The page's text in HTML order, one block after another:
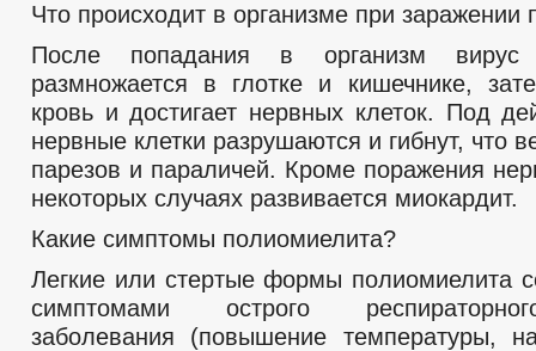
Что происходит в организме при заражении
После попадания в организм вирус
размножается в глотке и кишечнике,
кровь и достигает нервных клеток. Под
нервные клетки разрушаются и гибнут, что
парезов и параличей. Кроме поражения
некоторых случаях развивается миокардит.
Какие симптомы полиомиелита?
Легкие или стертые формы полиомиелита
симптомами острого
заболевания (повышение температуры,